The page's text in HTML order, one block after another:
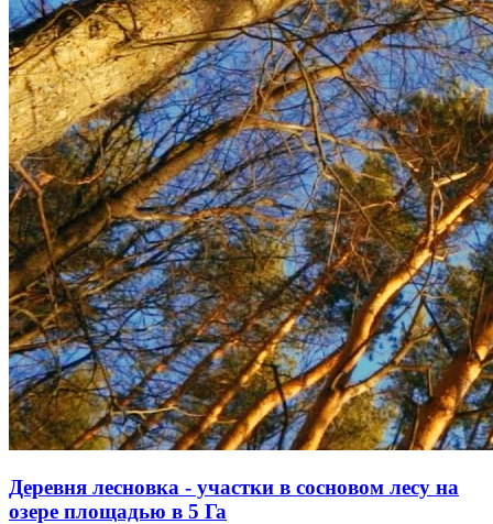
Деревня лесновка - участки в сосновом лесу на
озере площадью в 5 Га